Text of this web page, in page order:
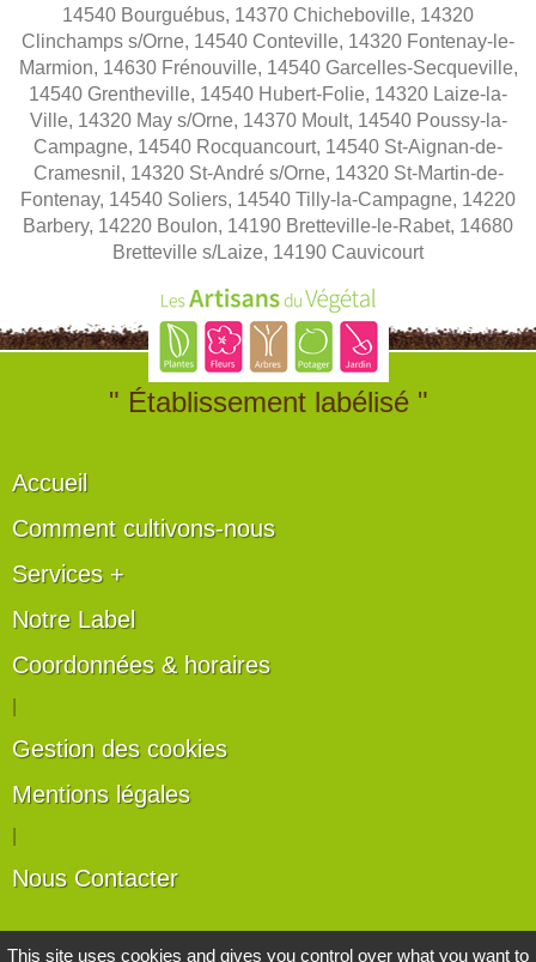
14540 Bourguébus, 14370 Chicheboville, 14320
Clinchamps s/Orne, 14540 Conteville, 14320 Fontenay-le-
Marmion, 14630 Frénouville, 14540 Garcelles-Secqueville,
14540 Grentheville, 14540 Hubert-Folie, 14320 Laize-la-
Ville, 14320 May s/Orne, 14370 Moult, 14540 Poussy-la-
Campagne, 14540 Rocquancourt, 14540 St-Aignan-de-
Cramesnil, 14320 St-André s/Orne, 14320 St-Martin-de-
Fontenay, 14540 Soliers, 14540 Tilly-la-Campagne, 14220
Barbery, 14220 Boulon, 14190 Bretteville-le-Rabet, 14680
Bretteville s/Laize, 14190 Cauvicourt
" Établissement labélisé "
Accueil
Comment cultivons-nous
Services +
Notre Label
Coordonnées & horaires
Gestion des cookies
Mentions légales
Nous Contacter
Les artisans du végétal
This site uses cookies and gives you control over what you want to